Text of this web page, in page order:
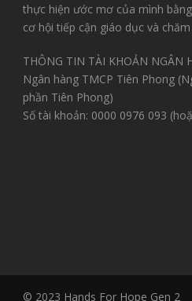
thực hiện ước mơ của mình
cơ hội tiếp cận giáo dục và
THÔNG TIN TÀI KHOẢN NGÂN
Ngân hàng TMCP Tiên Phong
phần Tiên Phong)
Số tài khoản: 0000 0976 093
© 2023 Hands For Hope Gen 2